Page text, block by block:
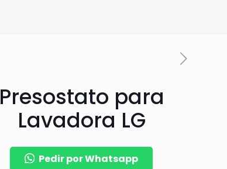
Presostato para
Lavadora LG
Pedir por Whatsapp